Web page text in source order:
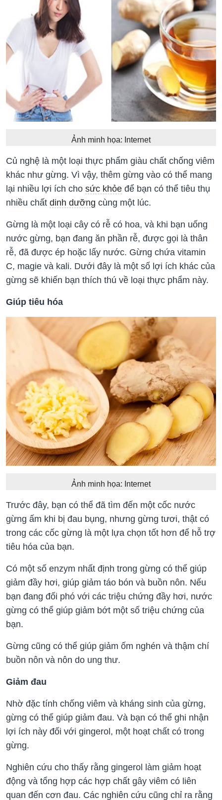
Ảnh minh họa: Internet
Củ nghệ là một loại thực phẩm giàu chất chống viêm
khác như gừng. Vì vậy, thêm gừng vào có thể mang
lại nhiều lợi ích cho sức khỏe để bạn có thể tiêu thụ
nhiều chất dinh dưỡng cùng một lúc.
Gừng là một loại cây có rễ có hoa, và khi bạn uống
nước gừng, bạn đang ăn phần rễ, được gọi là thân
rễ, đã được ép hoặc lấy nước. Gừng chứa vitamin
C, magie và kali. Dưới đây là một số lợi ích khác của
gừng sẽ khiến bạn thích thú về loại thực phẩm này.
Giúp tiêu hóa
Ảnh minh họa: Internet
Trước đây, bạn có thể đã tìm đến một cốc nước
gừng ấm khi bị đau bụng, nhưng gừng tươi, thật có
trong các cốc gừng là một lựa chọn tốt hơn để hỗ trợ
tiêu hóa của bạn.
Có một số enzym nhất định trong gừng có thể giúp
giảm đầy hơi, giúp giảm táo bón và buồn nôn. Nếu
bạn đang đối phó với các triệu chứng đầy hơi, nước
gừng có thể giúp giảm bớt một số triệu chứng của
bạn.
Gừng cũng có thể giúp giảm ốm nghén và thậm chí
buồn nôn và nôn do ung thư.
Giảm đau
Nhờ đặc tính chống viêm và kháng sinh của gừng,
gừng có thể giúp giảm đau. Và bạn có thể ghi nhận
lợi ích này đối với gingerol, một hoạt chất có trong
gừng.
Nghiên cứu cho thấy rằng gingerol làm giảm hoạt
động và tổng hợp các hợp chất gây viêm có liên
quan đến cơn đau. Các nghiên cứu cũng chỉ ra rằng